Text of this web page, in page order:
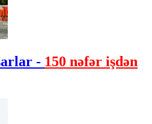
- 150 nəfər işdən